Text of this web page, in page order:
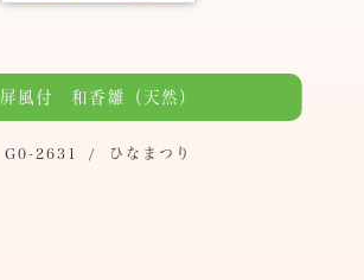
屏風付 和香雛（天然）
G0-2631 / ひなまつり